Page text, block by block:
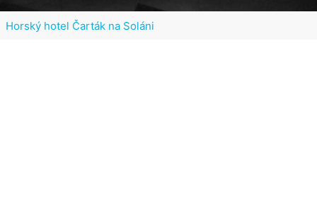
Horský hotel Čarták na Soláni